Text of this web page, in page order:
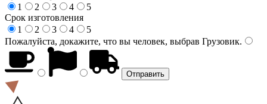
1
2 3 4
5
Срок изготовления
1
2 3 4
5
Пожалуйста, докажите, что вы человек, выбрав Грузовик.